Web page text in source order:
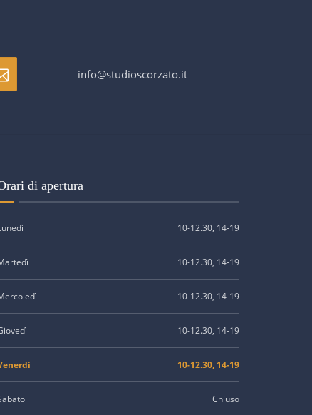
info@studioscorzato.it
di apertura
10-12.30, 14-19
10-12.30, 14-19
10-12.30, 14-19
10-12.30, 14-19
10-12.30, 14-19
Chiuso